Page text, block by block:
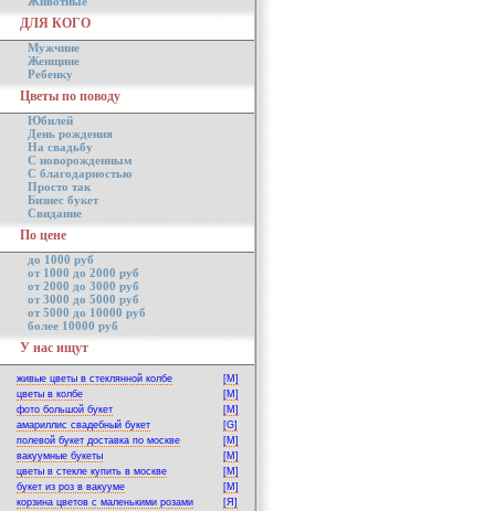
ДЛЯ КОГО
Мужчине
Женщине
Ребенку
Цветы по поводу
Юбилей
День рождения
На свадьбу
С новорожденным
С благодарностью
Просто так
Бизнес букет
Свидание
По цене
до 1000 руб
от 1000 до 2000 руб
от 2000 до 3000 руб
от 3000 до 5000 руб
от 5000 до 10000 руб
более 10000 руб
У нас ищут
живые цветы в стеклянной колбе
[M]
цветы в колбе
[M]
фото большой букет
[M]
амариллис свадебный букет
[G]
полевой букет доставка по москве
[M]
вакуумные букеты
[M]
цветы в стекле купить в москве
[M]
букет из роз в вакууме
[M]
корзина цветов с маленькими розами
[Я]